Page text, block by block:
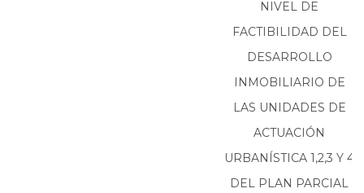
NIVEL DE
FACTIBILIDAD DEL
DESARROLLO
INMOBILIARIO DE
LAS UNIDADES DE
ACTUACIÓN
URBANÍSTICA 1,2,3 Y 4
DEL PLAN PARCIAL